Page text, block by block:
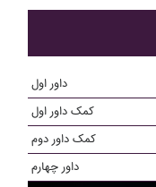
داور اول
کمک داور اول
کمک داور دوم
داور چهارم